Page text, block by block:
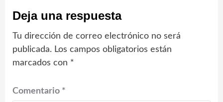
Deja una respuesta
Tu dirección de correo electrónico no será
publicada. Los campos obligatorios están
marcados con *
Comentario *